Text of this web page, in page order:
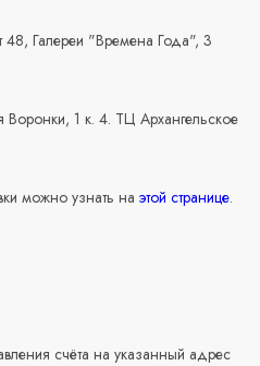
48, Галереи "Времена Года", 3
1 к. 4. ТЦ Архангельское
можно узнать на этой странице.
счёта на указанный адрес